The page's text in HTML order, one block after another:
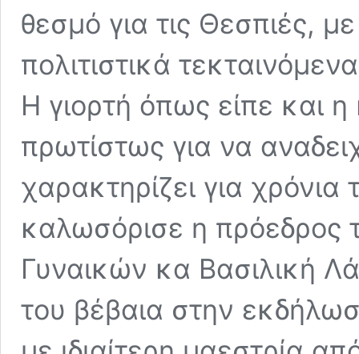
θεσμό για τις Θεσπιές,
πολιτιστικά
Η γιορτή όπως είπε και
πρωτίστως για να
χαρακτηρίζει για
καλωσόρισε η πρόεδρος
Γυναικών κα Βασιλική
του βέβαια στην